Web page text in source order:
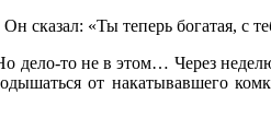
сказал: «Ты теперь богатая, с
то не в этом… Через
от накатывавшего